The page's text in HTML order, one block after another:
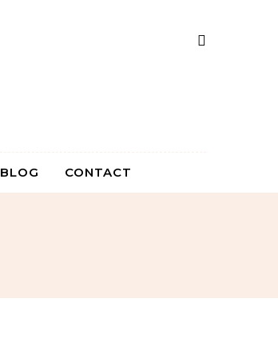
BLOG CONTACT